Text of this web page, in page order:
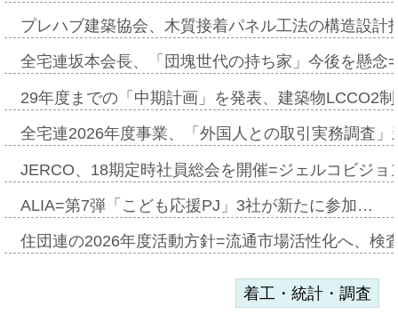
プレハブ建築協会、木質接着パネル工法の構造設
全宅連坂本会長、「団塊世代の持ち家」今後を懸
29年度までの「中期計画」を発表、建築物LCCO2
全宅連2026年度事業、「外国人との取引実務調査
JERCO、18期定時社員総会を開催=ジェルコビジ
ALIA=第7弾「こども応援PJ」3社が新たに参加…
住団連の2026年度活動方針=流通市場活性化へ、検
着工・統計・調査